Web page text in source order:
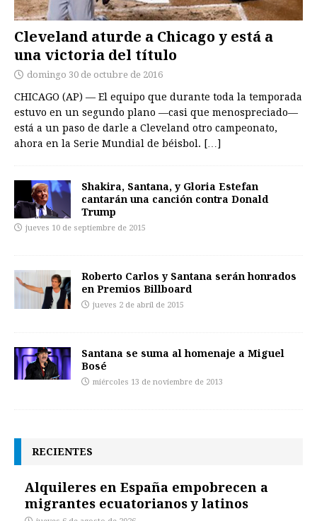
Cleveland aturde a Chicago y está a
una victoria del título
domingo 30 de octubre de 2016
CHICAGO (AP) — El equipo que durante toda la temporada
estuvo en un segundo plano —casi que menospreciado—
está a un paso de darle a Cleveland otro campeonato,
ahora en la Serie Mundial de béisbol. […]
Shakira, Santana, y Gloria Estefan
cantarán una canción contra Donald
Trump
jueves 10 de septiembre de 2015
Roberto Carlos y Santana serán honrados
en Premios Billboard
jueves 2 de abril de 2015
Santana se suma al homenaje a Miguel
Bosé
miércoles 13 de noviembre de 2013
RECIENTES
Alquileres en España empobrecen a
migrantes ecuatorianos y latinos